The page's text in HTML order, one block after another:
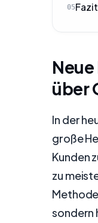
05Fazit
über
In der
große
Kunden
zu
sondern